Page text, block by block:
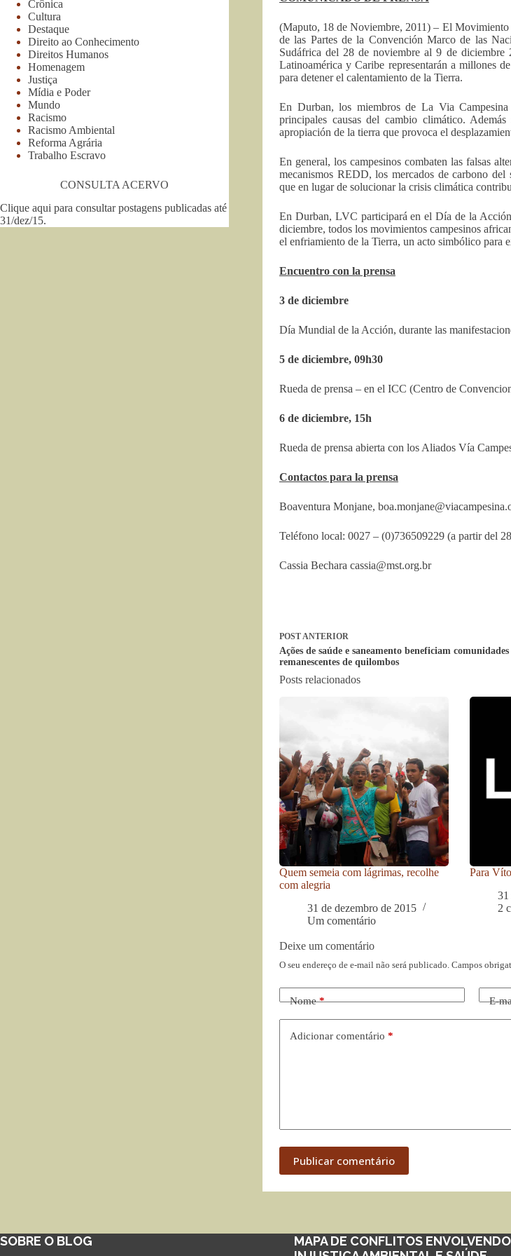
(Maputo, 18 de Noviembre, 2011) – El Movimiento
de las Partes de la Convención Marco de las
Sudáfrica del 28 de noviembre al 9 de
Latinoamérica y Caribe representarán a millones
para detener el calentamiento de la Tierra.
En Durban, los miembros de La Via
principales causas del cambio climático.
apropiación de la tierra que provoca el
En general, los campesinos combaten las falsas
mecanismos REDD, los mercados de carbono
que en lugar de solucionar la crisis climática
En Durban, LVC participará en el Día de la
diciembre, todos los movimientos campesinos
el enfriamiento de la Tierra, un acto simbólico para
Encuentro con la prensa
3 de diciembre
Día Mundial de la Acción, durante las
5 de diciembre, 09h30
Rueda de prensa – en el ICC (Centro de
6 de diciembre, 15h
Rueda de prensa abierta con los Aliados Vía
Contactos para la prensa
Boaventura Monjane,
Teléfono local: 0027 – (0)736509229 (a partir del
Cassia Bechara cassia@mst.org.br
POSTANTERIOR
Ações de saúde e saneamento beneficiam comunidades
remanescentes de quilombos
Posts relacionados
Quem semeia com lágrimas, recolhe
com alegria
31 de dezembro de 2015
Um comentário
Para
31
2
Deixe um comentário
O seu endereço de e-mail não será publicado. Campos
Nome* E-
Adicionar comentário *
Publicar comentário
Crônica
Cultura
Destaque
Direito ao Conhecimento
Direitos Humanos
Homenagem
Justiça
Mídia e Poder
Mundo
Racismo
Racismo Ambiental
Reforma Agrária
Trabalho Escravo
CONSULTA ACERVO
Clique aqui para consultar postagens publicadas até
31/dez/15.
SOBRE O BLOG
MAPA DE CONFLITOS ENVOLVENDO